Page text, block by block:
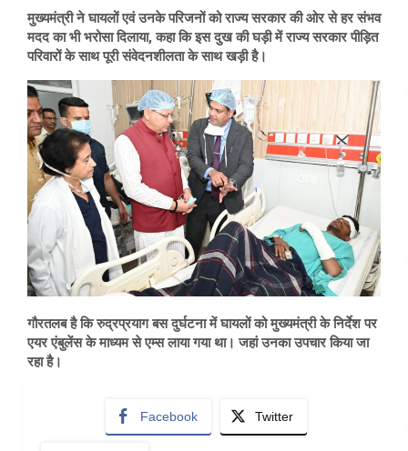
मुख्यमंत्री ने घायलों एवं उनके परिजनों को राज्य सरकार की ओर से हर संभव
मदद का भी भरोसा दिलाया, कहा कि इस दुख की घड़ी में राज्य सरकार पीड़ित
परिवारों के साथ पूरी संवेदनशीलता के साथ खड़ी है।
गौरतलब है कि रुद्रप्रयाग बस दुर्घटना में घायलों को मुख्यमंत्री के निर्देश पर
एयर एंबुलेंस के माध्यम से एम्स लाया गया था। जहां उनका उपचार किया जा
रहा है।
Facebook Twitter